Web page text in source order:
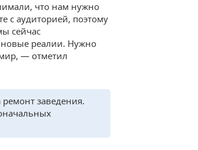
что нам нужно
с аудиторией, поэтому
сейчас
реалии. Нужно
— отметил
заведения.